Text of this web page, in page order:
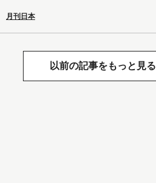
月刊日本
以前の記事をもっと見る